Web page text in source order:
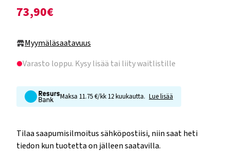
73,90€
Myymäläsaatavuus
Varasto loppu. Kysy lisää tai liity waitlistille
Maksa 11.75 €/kk 12 kuukautta. Lue lisää
Tilaa saapumisilmoitus sähköpostiisi, niin saat heti
tiedon kun tuotetta on jälleen saatavilla.